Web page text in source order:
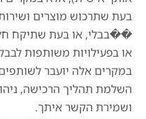
בעת שתרכוש מוצרים
��בבלי, או בעת שתיקח
או בפעילויות משותפות
במקרים אלה יועבר
השלמת תהליך הרכישה,
ושמירת הקשר איתך.